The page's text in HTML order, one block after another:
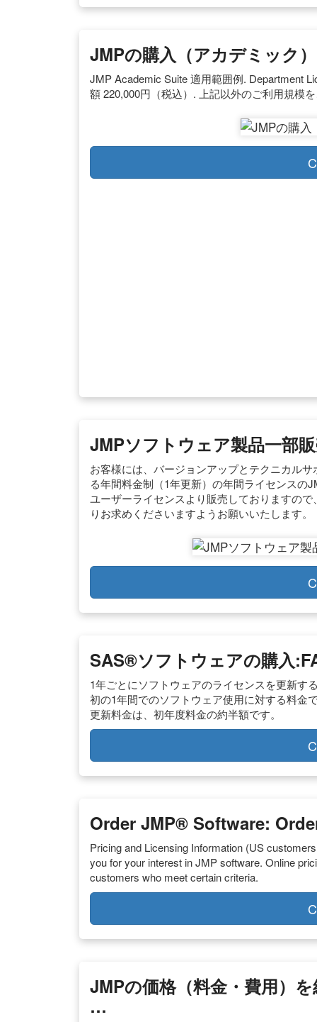
JMPの購入（アカデミック
JMP Academic Suite 適用範囲例. Department
額 220,000円（税込）. 上記以外のご利用規模
JMPソフトウェア製品一部
お客様には、バージョンアップとテクニカル
る年間料金制（1年更新）の年間ライセンスの
ユーザーライセンスより販売しておりますの
りお求めくださいますようお願いいたします。
SAS®ソフトウェアの購入
1年ごとにソフトウェアのライセンスを更新す
初の1年間でのソフトウェア使用に対する料金
更新料金は、初年度料金の約半額です。
Order JMP® Software:
Pricing and Licensing Information (US
you for your interest in JMP software. Online
customers who meet certain criteria.
JMPの価格（料金・費用）
…